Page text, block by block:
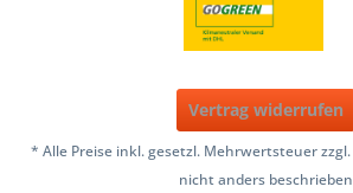
Vertrag widerrufen
* Alle Preise inkl. gesetzl. Mehrwertsteuer zzgl.
nicht anders beschrieben